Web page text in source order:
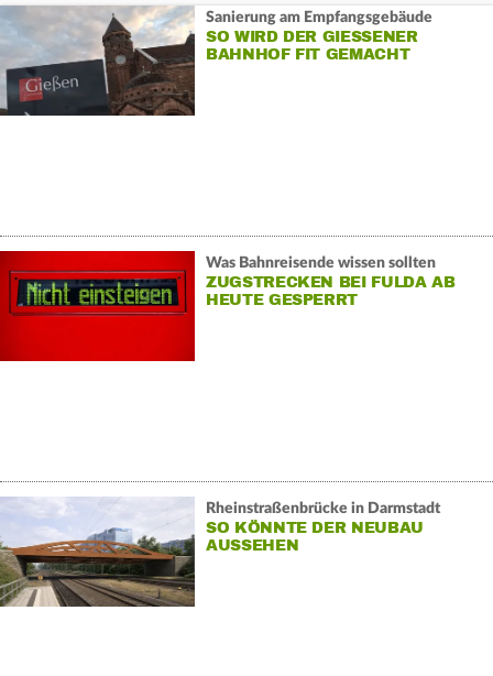
Sanierung am Empfangsgebäude
SO WIRD DER GIESSENER B
AHNHOF FIT GEMACHT
Was Bahnreisende wissen sollten
ZUGSTRECKEN BEI FULDA AB
HEUTE GESPERRT
Rheinstraßenbrücke in Darmstadt
SO KÖNNTE DER NEUBAU
AUSSEHEN